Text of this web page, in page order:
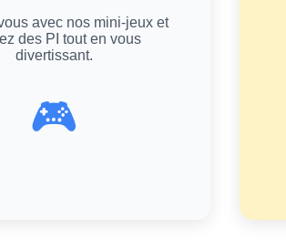
avec nos mini-jeux et
des PI tout en vous
divertissant.
🎮